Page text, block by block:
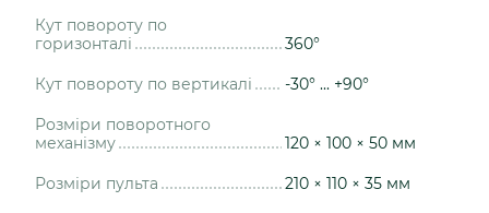
Кут повороту по
горизонталі
360°
Кут повороту по вертикалі -30° ... +90°
Розміри поворотного
механізму
120 × 100 × 50 мм
Розміри пульта 210 × 110 × 35 мм